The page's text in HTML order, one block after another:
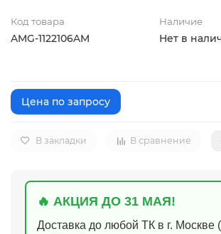
Код товара
AMG-1122106AM
Наличие
Нет в
Цена по запросу
В закладки В сравнение
🔥 АКЦИЯ ДО 31 МАЯ!
Доставка до любой ТК в г. Москве